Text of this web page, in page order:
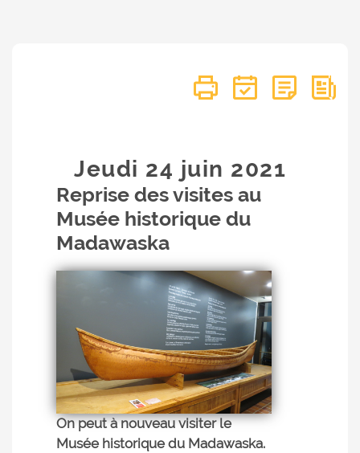
Jeudi 24 juin 2021
Reprise des visites au
Musée historique du
Madawaska
On peut à nouveau visiter le
Musée historique du Madawaska.